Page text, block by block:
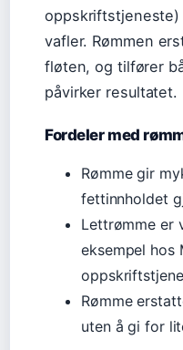
oppskriftstjeneste)
vafler. Rømmen
fløten, og tilfører
påvirker resultatet.
Fordeler med
Rømme gir
fettinnholdet
Lettrømme er
eksempel hos
Rømme
uten å gi for